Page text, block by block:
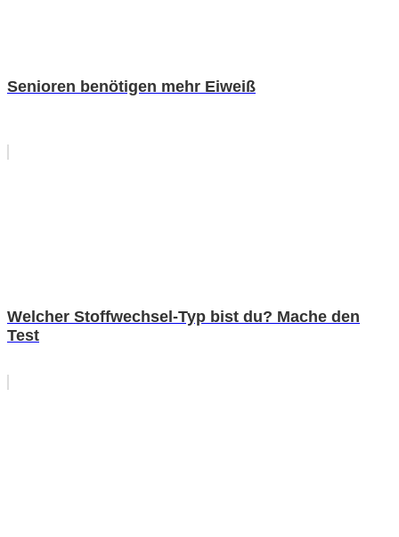
Senioren benötigen mehr Eiweiß
Welcher Stoffwechsel-Typ bist du? Mache den
Test